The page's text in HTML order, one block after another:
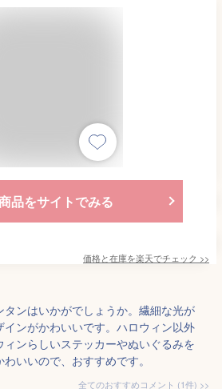
品をサイトでみる
価格と在庫を楽天でチェック >>
ンはいかがでしょうか。繊細な光が
インがかわいいです。ハロウィン以外
ンらしいステッカーやぬいぐるみを
いいので、おすすめです。
全てのおすすめコメント (1件) >